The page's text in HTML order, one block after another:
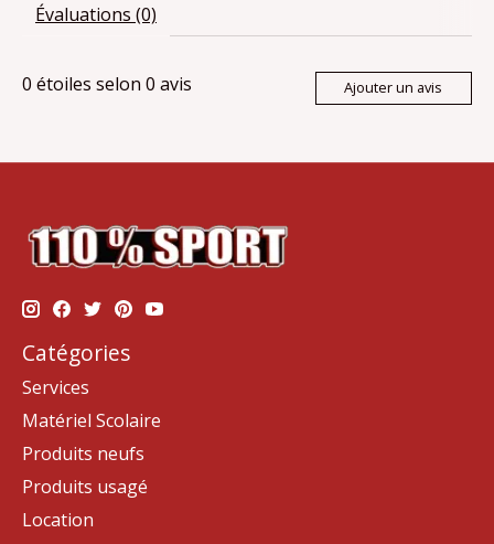
Évaluations (0)
0 étoiles selon 0 avis Ajouter un avis
Catégories
Services
Matériel Scolaire
Produits neufs
Produits usagé
Location